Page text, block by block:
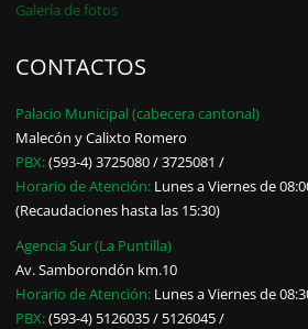
Galería de fotos
CONTACTOS
Palacio Municipal (cabecera cantonal)
Malecón y Calixto Romero
PBX:(593-4) 3725080 / 3725081 /
Horario de Atención: Lunes a Viernes de
(Recaudaciones hasta las 15:30)
Agencia Sur (La Puntilla)
Av. Samborondón km.10
Horario de Atención: Lunes a Viernes de
PBX:(593-4) 5126035 / 5126045 /